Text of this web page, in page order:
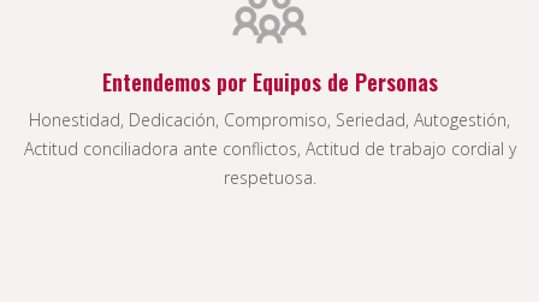
Entendemos por Equipos de Personas
Honestidad, Dedicación, Compromiso, Seriedad, Autogestión,
Actitud conciliadora ante conflictos, Actitud de trabajo cordial y
respetuosa.